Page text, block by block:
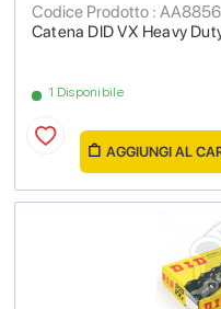
Catena DID VX Heavy
Codice Prodotto : AA8856
1 Disponibile
AGGIUNGI AL